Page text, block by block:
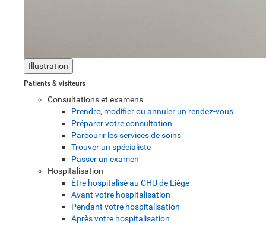
Illustration
Patients & visiteurs
Consultations et examens
Prendre, modifier ou annuler un rendez-vous
Préparer votre consultation
Parcourir les services de soins
Trouver un spécialiste
Passer un examen
Hospitalisation
Être hospitalisé au CHU de Liège
Avant votre hospitalisation
Pendant votre hospitalisation
Après votre hospitalisation